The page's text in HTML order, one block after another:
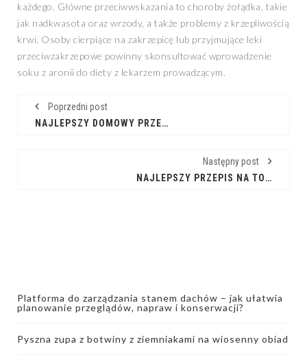
każdego. Główne przeciwwskazania to choroby żołądka, takie
jak nadkwasota oraz wrzody, a także problemy z krzepliwością
krwi. Osoby cierpiące na zakrzepicę lub przyjmujące leki
przeciwzakrzepowe powinny skonsultować wprowadzenie
soku z aronii do diety z lekarzem prowadzącym.
Poprzedni post
NAJLEPSZY DOMOWY PRZEPIS NA POMIDOROWĄ Z AROMATYCZNYM BULIONEM
Następny post
NAJLEPSZY PRZEPIS NA TOSTY IDEALNIE CHRUPIĄCE KAŻDEGO DNIA
Platforma do zarządzania stanem dachów – jak ułatwia
planowanie przeglądów, napraw i konserwacji?
Pyszna zupa z botwiny z ziemniakami na wiosenny obiad